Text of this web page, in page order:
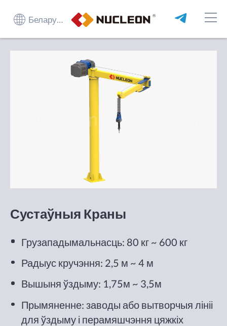
Беларуская мова
Сустаўныя Краны
Грузападымальнасць: 80 кг ~ 600 кг
Радыус кручэння: 2,5 м ~ 4 м
Вышыня ўздыму: 1,75м ~ 3,5м
Прымяненне: заводы або вытворчыя лініі
для ўздыму і перамяшчэння цяжкіх